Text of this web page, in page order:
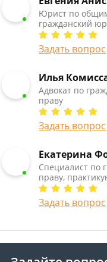
Юрист по
гражданский
Задать вопрос
Илья
Адвокат по
праву
Задать вопрос
Екатерина
Специалист по
праву,
Задать вопрос